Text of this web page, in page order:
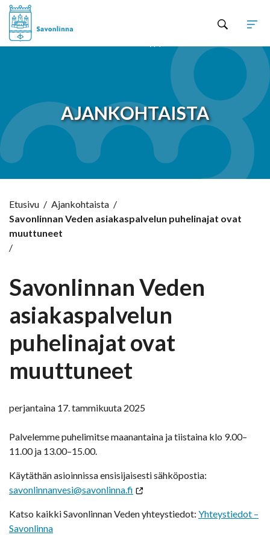
AJANKOHTAISTA
Etusivu / Ajankohtaista /
Savonlinnan Veden asiakaspalvelun puhelinajat ovat
muuttuneet
/
Savonlinnan Veden
asiakaspalvelun
puhelinajat ovat
muuttuneet
perjantaina 17. tammikuuta 2025
Palvelemme puhelimitse maanantaina ja tiistaina klo 9.00–
11.00 ja 13.00–15.00.
Käytäthän asioinnissa ensisijaisesti sähköpostia:
savonlinnanvesi@savonlinna.fi
Katso kaikki Savonlinnan Veden yhteystiedot: Yhteystiedot –
Savonlinna